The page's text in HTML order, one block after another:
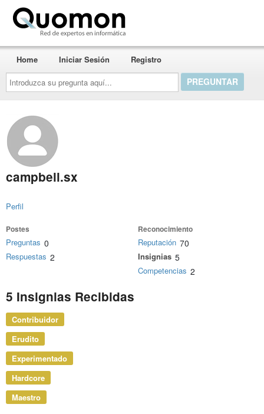
Introduzca
su
pregunta
aquí...
Home Iniciar Sesión Registro
campbell.sx
Perfil
Postes
Preguntas 0
Respuestas 2
Reconocimiento
Reputación 70
Insignias 5
Competencias 2
5 Insignias Recibidas
Contribuidor
Erudito
Experimentado
Hardcore
Maestro